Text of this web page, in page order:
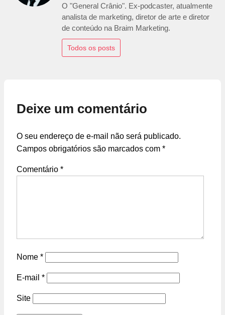
O "General Crânio". Ex-podcaster, atualmente
analista de marketing, diretor de arte e diretor
de conteúdo na Braim Marketing.
Todos os posts
Deixe um comentário
O seu endereço de e-mail não será publicado.
Campos obrigatórios são marcados com *
Comentário *
Nome *
E-mail *
Site